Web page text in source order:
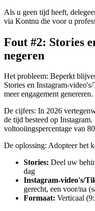
Als u geen tijd heeft,
via Kontnu die voor u
Fout #2: Stories
negeren
Het probleem: Beperkt
Stories en Instagram-
meer engagement genereren.
De cijfers: In 2026
de tijd besteed op Instagram.
voltooiingspercentage van
De oplossing: Adopteer het
Stories: Deel uw
dag
Instagram-video's/
gerecht, een voor/na
Formaat: Verticaal